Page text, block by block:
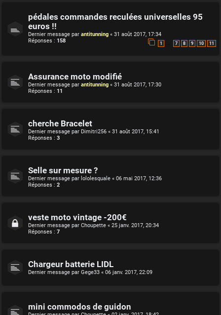
pédales commandes reculées universelles 95
euros !!
Dernier message par antitunning « 31 août 2017, 17:34
Réponses : 158 1 7 8 9 10 11
Assurance moto modifié
Dernier message par antitunning « 31 août 2017, 17:30
Réponses : 11
cherche Bracelet
Dernier message par Dimitri256 « 31 août 2017, 15:41
Réponses : 3
Selle sur mesure ?
Dernier message par lololesquale « 06 mai 2017, 12:36
Réponses : 2
veste moto vintage -200€
Dernier message par Choupette « 25 janv. 2017, 20:34
Réponses : 7
Chargeur batterie LIDL
Dernier message par Gege33 « 06 janv. 2017, 22:09
mini commodos de guidon